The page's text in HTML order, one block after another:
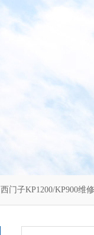
西门子KP1200/KP900维修